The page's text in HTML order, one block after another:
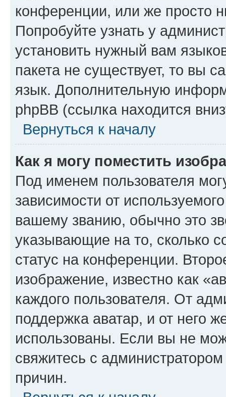
конференции, или же просто
Попробуйте узнать у
установить нужный вам
пакета не существует, то вы
язык. Дополнительную
phpBB (ссылка находится
Вернуться к началу
Как я могу поместить
Под именем пользователя
зависимости от
вашему званию, обычно это
указывающие на то, сколько
статус на конференции.
изображение, известно как
каждого пользователя. От
поддержка аватар, и от него
использованы. Если вы не
свяжитесь с
причин.